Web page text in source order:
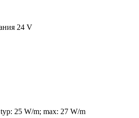
24 V
typ: 25 W/m; max: 27 W/m